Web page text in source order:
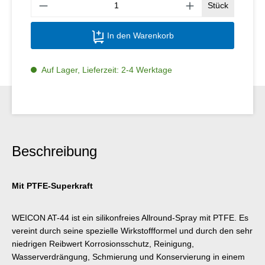
Stück
In den Warenkorb
Auf Lager, Lieferzeit: 2-4 Werktage
Beschreibung
Mit PTFE-Superkraft
WEICON AT-44 ist ein silikonfreies Allround-Spray mit PTFE. Es
vereint durch seine spezielle Wirkstoffformel und durch den sehr
niedrigen Reibwert Korrosionsschutz, Reinigung,
Wasserverdrängung, Schmierung und Konservierung in einem